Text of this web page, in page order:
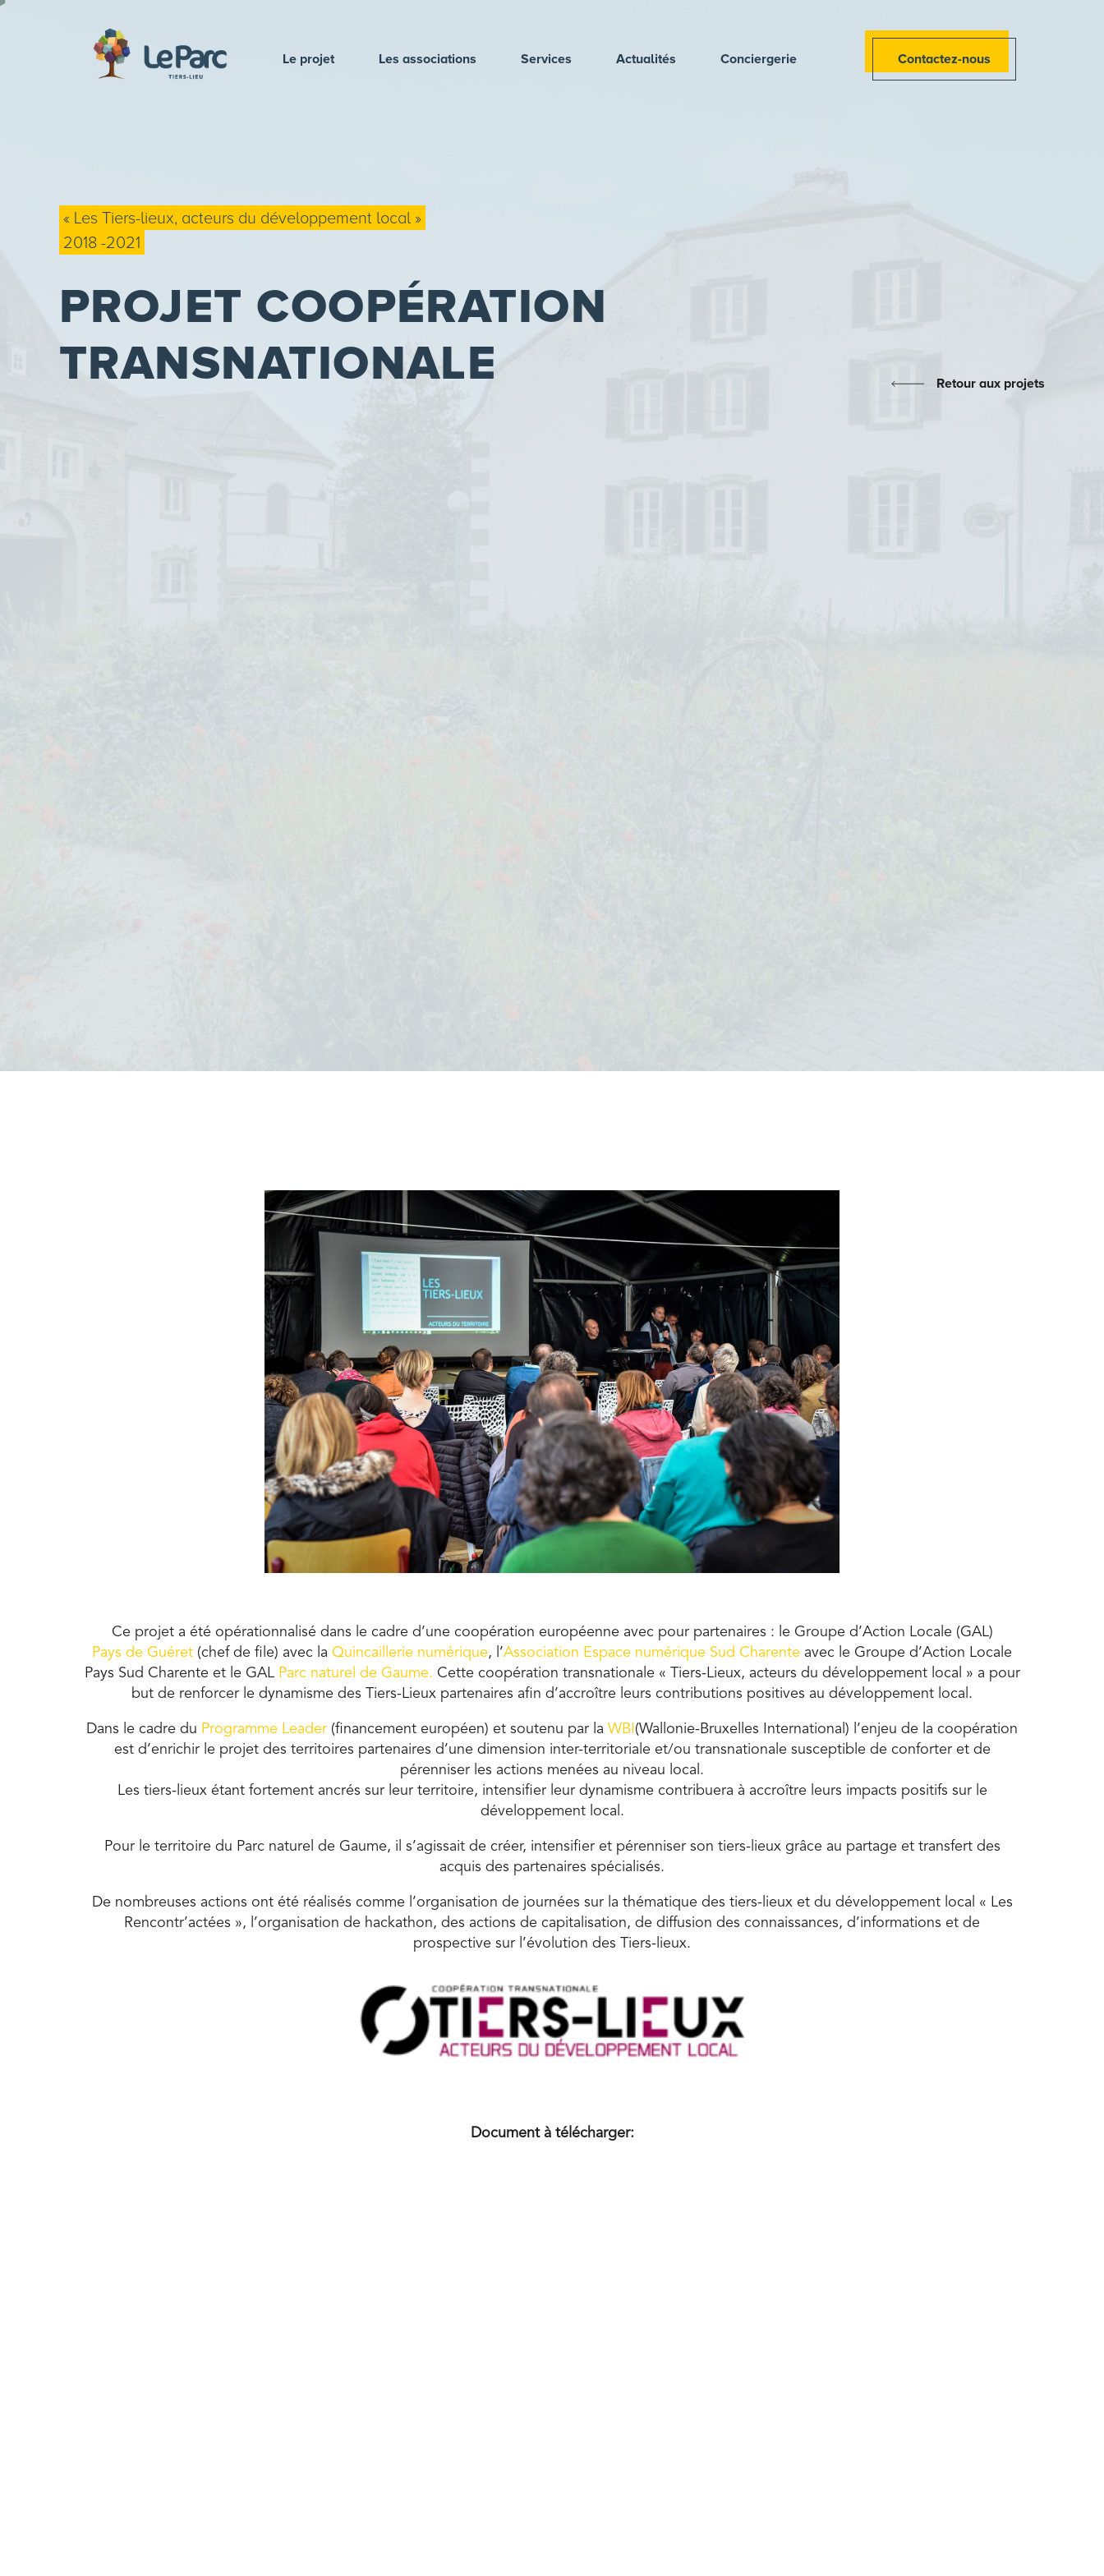
Le projet Les associations Services Actualités Conciergerie Contactez-nous
« Les Tiers-lieux, acteurs du développement local »
2018 -2021
PROJET COOPÉRATION
TRANSNATIONALE
Retour aux projets
Ce projet a été opérationnalisé dans le cadre d’une coopération européenne avec pour partenaires : le Groupe d’Action Locale (GAL)
Pays de Guéret (chef de file) avec la Quincaillerie numérique, l’Association Espace numérique Sud Charente avec le Groupe d’Action Locale
Pays Sud Charente et le GAL Parc naturel de Gaume. Cette coopération transnationale « Tiers-Lieux, acteurs du développement local » a pour
but de renforcer le dynamisme des Tiers-Lieux partenaires afin d’accroître leurs contributions positives au développement local.
Dans le cadre du Programme Leader (financement européen) et soutenu par la WBI (Wallonie-Bruxelles International) l’enjeu de la coopération
est d’enrichir le projet des territoires partenaires d’une dimension inter-territoriale et/ou transnationale susceptible de conforter et de
pérenniser les actions menées au niveau local.
Les tiers-lieux étant fortement ancrés sur leur territoire, intensifier leur dynamisme contribuera à accroître leurs impacts positifs sur le
développement local.
Pour le territoire du Parc naturel de Gaume, il s’agissait de créer, intensifier et pérenniser son tiers-lieux grâce au partage et transfert des
acquis des partenaires spécialisés.
De nombreuses actions ont été réalisés comme l’organisation de journées sur la thématique des tiers-lieux et du développement local « Les
Rencontr’actées », l’organisation de hackathon, des actions de capitalisation, de diffusion des connaissances, d’informations et de
prospective sur l’évolution des Tiers-lieux.
Document à télécharger: